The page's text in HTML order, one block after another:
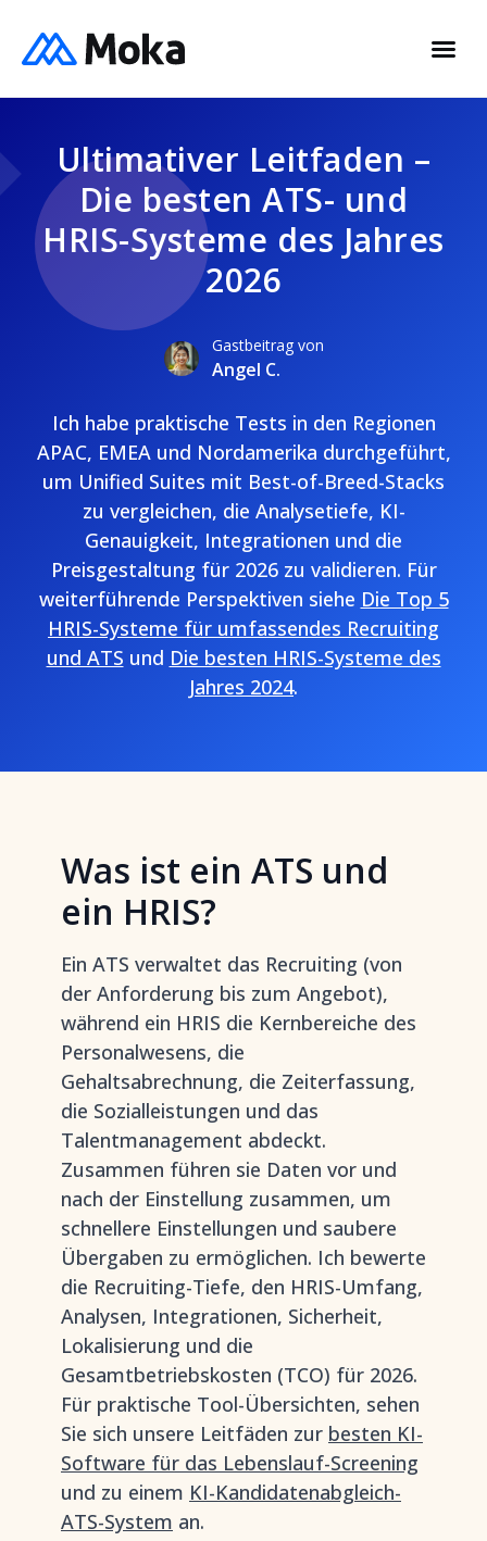
Ultimativer Leitfaden –
Die besten ATS- und
HRIS-Systeme des Jahres
2026
Gastbeitrag von
Angel C.
Ich habe praktische Tests in den Regionen
APAC, EMEA und Nordamerika durchgeführt,
um Unified Suites mit Best-of-Breed-Stacks
zu vergleichen, die Analysetiefe, KI-
Genauigkeit, Integrationen und die
Preisgestaltung für 2026 zu validieren. Für
weiterführende Perspektiven siehe Die Top 5
HRIS-Systeme für umfassendes Recruiting
und ATS und Die besten HRIS-Systeme des
Jahres 2024.
Was ist ein ATS und
ein HRIS?
Ein ATS verwaltet das Recruiting (von
der Anforderung bis zum Angebot),
während ein HRIS die Kernbereiche des
Personalwesens, die
Gehaltsabrechnung, die Zeiterfassung,
die Sozialleistungen und das
Talentmanagement abdeckt.
Zusammen führen sie Daten vor und
nach der Einstellung zusammen, um
schnellere Einstellungen und saubere
Übergaben zu ermöglichen. Ich bewerte
die Recruiting-Tiefe, den HRIS-Umfang,
Analysen, Integrationen, Sicherheit,
Lokalisierung und die
Gesamtbetriebskosten (TCO) für 2026.
Für praktische Tool-Übersichten, sehen
Sie sich unsere Leitfäden zur besten KI-
Software für das Lebenslauf-Screening
und zu einem KI-Kandidatenabgleich-
ATS-System an.